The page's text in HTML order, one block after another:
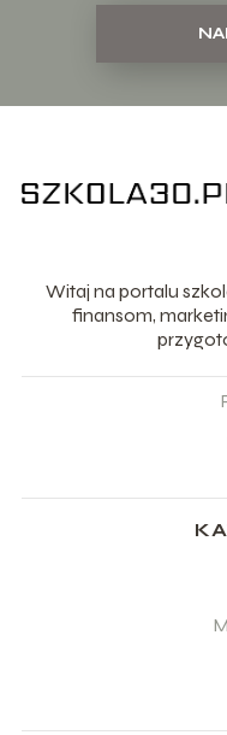
Witaj na portalu
finansom,